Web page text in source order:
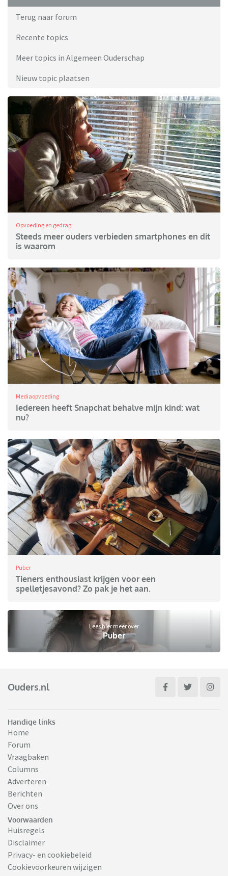
Terug naar forum
Recente topics
Meer topics in Algemeen Ouderschap
Nieuw topic plaatsen
Opvoeding en gedrag
Steeds meer ouders verbieden smartphones en dit
is waarom
Mediaopvoeding
Iedereen heeft Snapchat behalve mijn kind: wat
nu?
Puber
Tieners enthousiast krijgen voor een
spelletjesavond? Zo pak je het aan.
Lees hier meer over
Puber
Ouders.nl
Handige links
Home
Forum
Vraagbaken
Columns
Adverteren
Berichten
Over ons
Voorwaarden
Huisregels
Disclaimer
Privacy- en cookiebeleid
Cookievoorkeuren wijzigen